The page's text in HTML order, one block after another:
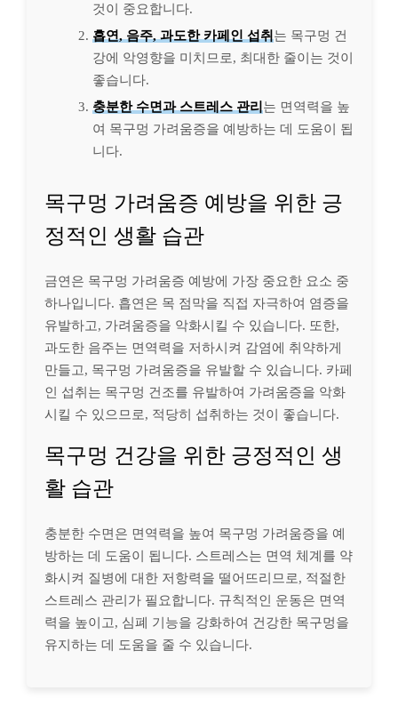
것이 중요합니다.
흡연, 음주, 과도한 카페인 섭취 는 목구멍 건
강에 악영향을 미치므로, 최대한 줄이는 것이
좋습니다.
충분한 수면과 스트레스 관리 는 면역력을 높
여 목구멍 가려움증을 예방하는 데 도움이 됩
니다.
목구멍 가려움증 예방을 위한 긍
정적인 생활 습관
금연은 목구멍 가려움증 예방에 가장 중요한 요소 중
하나입니다. 흡연은 목 점막을 직접 자극하여 염증을
유발하고, 가려움증을 악화시킬 수 있습니다. 또한,
과도한 음주는 면역력을 저하시켜 감염에 취약하게
만들고, 목구멍 가려움증을 유발할 수 있습니다. 카페
인 섭취는 목구멍 건조를 유발하여 가려움증을 악화
시킬 수 있으므로, 적당히 섭취하는 것이 좋습니다.
목구멍 건강을 위한 긍정적인 생
활 습관
충분한 수면은 면역력을 높여 목구멍 가려움증을 예
방하는 데 도움이 됩니다. 스트레스는 면역 체계를 약
화시켜 질병에 대한 저항력을 떨어뜨리므로, 적절한
스트레스 관리가 필요합니다. 규칙적인 운동은 면역
력을 높이고, 심폐 기능을 강화하여 건강한 목구멍을
유지하는 데 도움을 줄 수 있습니다.